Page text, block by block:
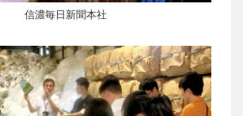
信濃毎日新聞本社